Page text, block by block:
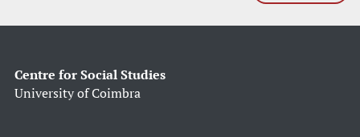
Centre for Social Studies
University of Coimbra